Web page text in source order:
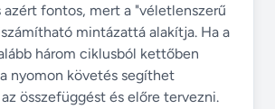
azért fontos, mert a "véletlenszerű
mintázattá alakítja. Ha a
három ciklusból kettőben
nyomon követés segíthet
összefüggést és előre tervezni.